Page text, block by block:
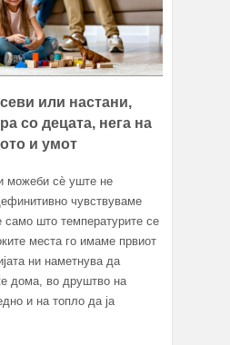
или настани,
со децата, нега на
и умот
можеби сѐ уште не
чувствуваме
само што температурите се
места го имаме првиот
ни наметнува да
дома, во друштво на
и на топло да ја